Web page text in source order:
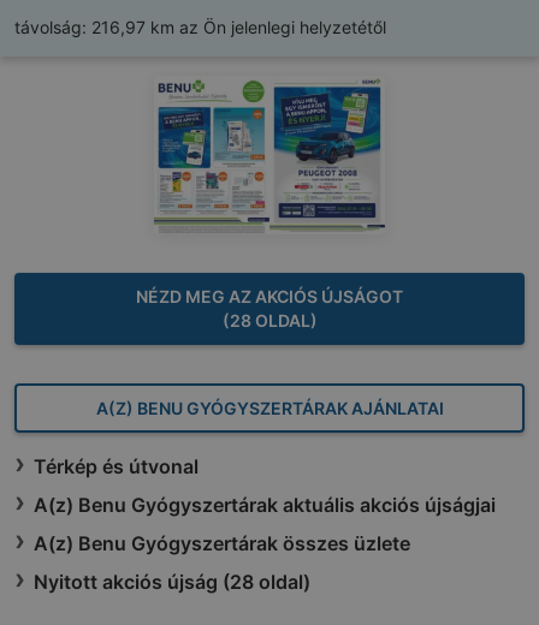
távolság: 216,97 km az Ön jelenlegi helyzetétől
NÉZD MEG AZ AKCIÓS ÚJSÁGOT
(28 OLDAL)
A(Z) BENU GYÓGYSZERTÁRAK AJÁNLATAI
Térkép és útvonal
A(z) Benu Gyógyszertárak aktuális akciós újságjai
A(z) Benu Gyógyszertárak összes üzlete
Nyitott akciós újság (28 oldal)